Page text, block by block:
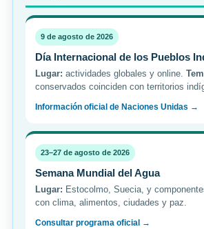
9 de agosto de 2026
Día Internacional de los Pueblos
Lugar: actividades globales y online.
conservados coinciden con territorios
Información oficial de Naciones Unidas →
23–27 de agosto de 2026
Semana Mundial del Agua
Lugar: Estocolmo, Suecia, y
con clima, alimentos, ciudades y paz.
Consultar programa oficial →